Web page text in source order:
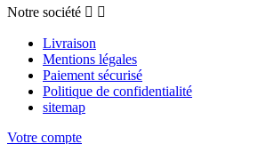
Notre société  
Livraison
Mentions légales
Paiement sécurisé
Politique de confidentialité
sitemap
Votre compte